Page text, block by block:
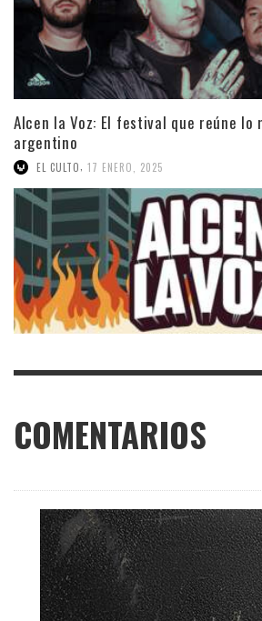
Alcen la Voz: El festival que reúne
argentino
EL CULTO 17 ENERO, 2025
COMENTARIOS